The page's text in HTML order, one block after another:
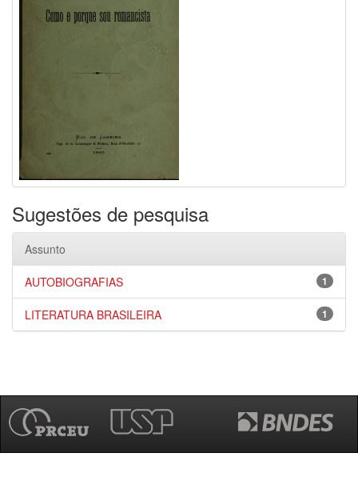
Sugestões de pesquisa
Assunto
1
AUTOBIOGRAFIAS
1
LITERATURA BRASILEIRA